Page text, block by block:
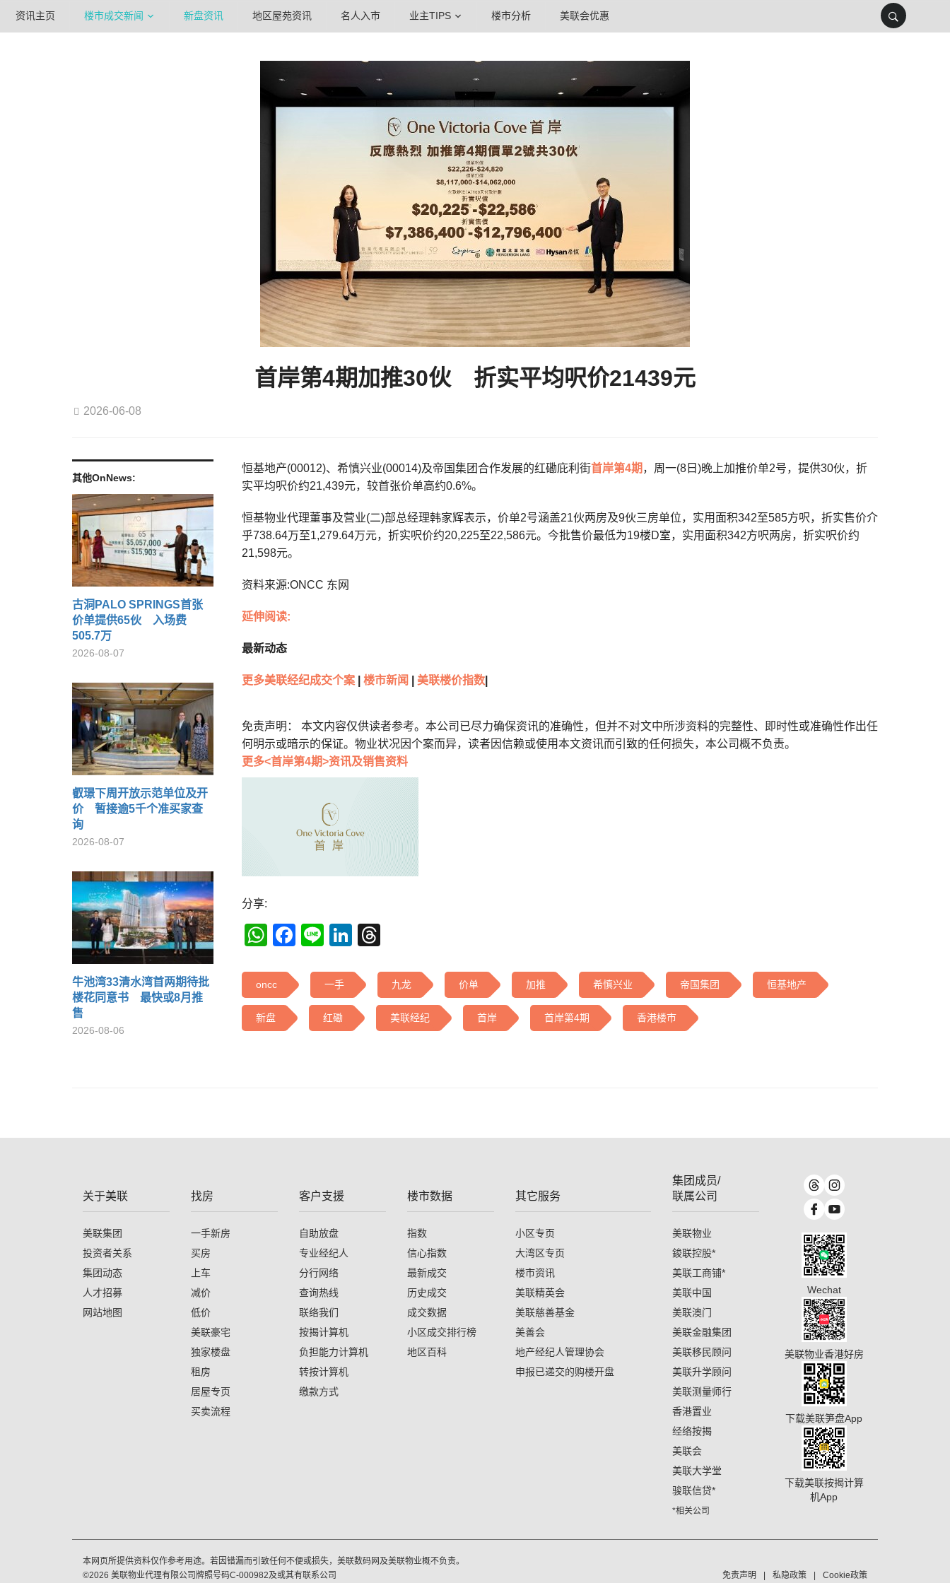
资讯主页 楼市成交新闻 新盘资讯 地区屋苑资讯 名人入市 业主TIPS 楼市分析 美联会优惠
首岸第4期加推30伙 折实平均呎价21439元
2026-06-08
其他OnNews:
古洞PALO SPRINGS首张
价单提供65伙 入场费
505.7万
2026-08-07
叡璟下周开放示范单位及开
价 暂接逾5千个准买家查
询
2026-08-07
牛池湾33清水湾首两期待批
楼花同意书 最快或8月推
售
2026-08-06
恒基地产(00012)、希慎兴业(00014)及帝国集团合作发展的红磡庇利街首岸第4期 ，周一(8日)晚上加推价单2号，提供30伙，折
实平均呎价约21,439元，较首张价单高约0.6%。
恒基物业代理董事及营业(二)部总经理韩家辉表示，价单2号涵盖21伙两房及9伙三房单位，实用面积342至585方呎，折实售价介
乎738.64万至1,279.64万元，折实呎价约20,225至22,586元。今批售价最低为19楼D室，实用面积342方呎两房，折实呎价约
21,598元。
资料来源:ONCC 东网
延伸阅读:
最新动态
更多美联经纪成交个案 楼市新闻 美联楼价指数
免责声明： 本文内容仅供读者参考。本公司已尽力确保资讯的准确性，但并不对文中所涉资料的完整性、即时性或准确性作出任
何明示或暗示的保证。物业状况因个案而异，读者因信赖或使用本文资讯而引致的任何损失，本公司概不负责。
更多<首岸第4期>资讯及销售资料
分享:
WhatsApp
Facebook
LineLinkedIn
oncc 一手 九龙 价单 加推 希慎兴业 帝国集团 恒基地产
新盘 红磡 美联经纪 首岸 首岸第4期 香港楼市
关于美联
美联集团
投资者关系
集团动态
人才招募
网站地图
找房
一手新房
买房
上车
减价
低价
美联豪宅
独家楼盘
租房
居屋专页
买卖流程
客户支援
自助放盘
专业经纪人
分行网络
查询热线
联络我们
按揭计算机
负担能力计算机
转按计算机
缴款方式
楼市数据
指数
信心指数
最新成交
历史成交
成交数据
小区成交排行榜
地区百科
其它服务
小区专页
大湾区专页
楼市资讯
美联精英会
美联慈善基金
美善会
地产经纪人管理协会
申报已递交的购楼开盘
集团成员/
联属公司
美联物业
鋑联控股*
美联工商铺*
美联中国
美联澳门
美联金融集团
美联移民顾问
美联升学顾问
美联测量师行
香港置业
经络按揭
美联会
美联大学堂
骏联信贷*
*相关公司
Wechat
美联物业香港好房
下载美联笋盘App
下载美联按揭计算
机App
本网页所提供资料仅作参考用途。若因错漏而引致任何不便或损失，美联数码网及美联物业概不负责。
©2026 美联物业代理有限公司牌照号码C-000982及或其有联系公司 免责声明 私隐政策 Cookie政策